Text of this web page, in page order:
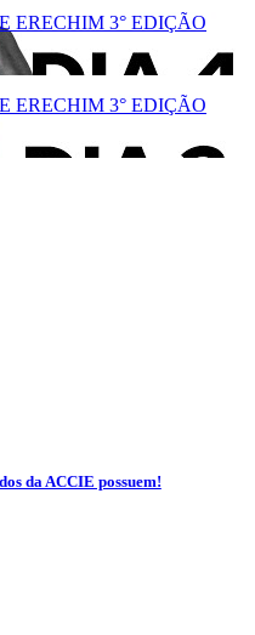
ERECHIM 3° EDIÇÃO
ERECHIM 3° EDIÇÃO
da ACCIE possuem!